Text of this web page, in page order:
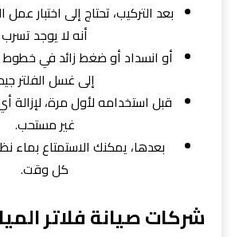
بعد التركيب، تحتاج إلى اختبار عمل
أنه لا يوجد تسرب
أو انسداد أو ضغط زائد في خطوط
إلى غسل الفلتر
قبل استخدامه لأول مرة،
غير مستحب.
بعدها، يمكنك الاستمتاع
كل وقت.
شركات صيانة فلاتر